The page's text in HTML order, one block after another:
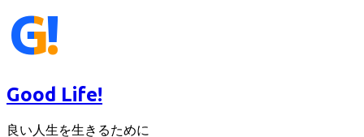
ン
テ
へ
キ
Good Life!
良い人生を生きるために